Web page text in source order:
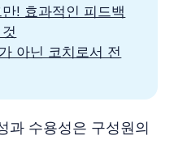
! 효과적인 피드백
아닌 코치로서 전
과 수용성은 구성원의